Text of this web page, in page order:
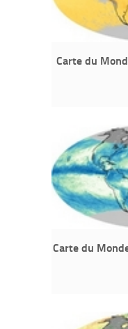
Carte du
Carte du